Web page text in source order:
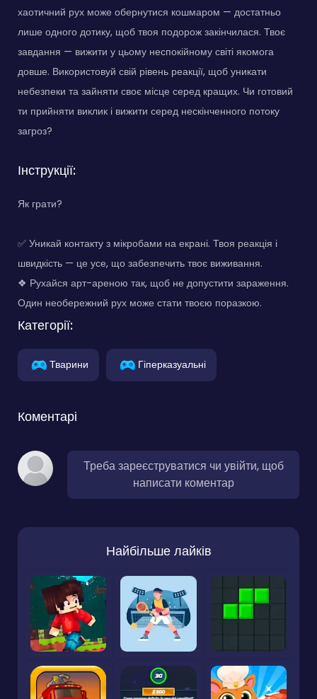
хаотичний рух може обернутися кошмаром — достатньо
лише одного дотику, щоб твоя подорож закінчилася. Твоє
завдання — вижити у цьому неспокійному світі якомога
довше. Використовуй свій рівень реакції, щоб уникати
небезпеки та зайняти своє місце серед кращих. Чи готовий
ти прийняти виклик і вижити серед нескінченного потоку
загроз?
Інструкції:
Як грати?
✅ Уникай контакту з мікробами на екрані. Твоя реакція і
швидкість — це усе, що забезпечить твоє виживання.
❖ Рухайся арт-ареною так, щоб не допустити зараження.
Один необережний рух може стати твоєю поразкою.
Категорії:
Тварини Гіперказуальні
Коментарі
Треба зареєструватися чи увійти, щоб
написати коментар
Найбільше лайків